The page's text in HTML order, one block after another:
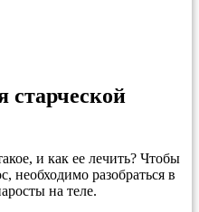
и как ее лечить? Чтобы
необходимо разобраться в
на теле.